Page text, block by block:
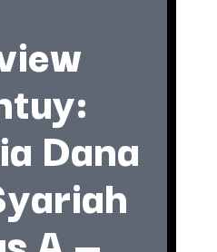
Dana